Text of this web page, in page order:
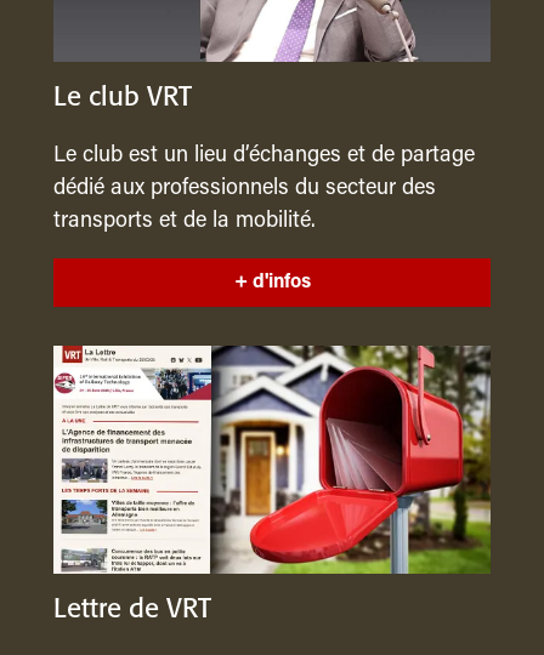
Le club VRT
Le club est un lieu d’échanges et de partage
dédié aux professionnels du secteur des
transports et de la mobilité.
+ d'infos
Lettre de VRT